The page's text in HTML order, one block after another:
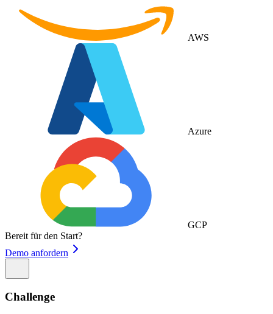
AWS
Azure
GCP
Bereit für den Start?
Demo anfordern
Challenge